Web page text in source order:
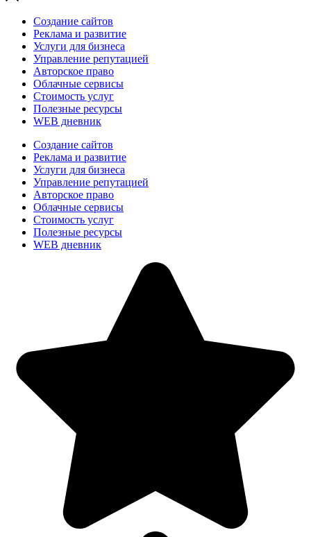
Создание сайтов
Реклама и развитие
Услуги для бизнеса
Управление репутацией
Авторское право
Облачные сервисы
Стоимость услуг
Полезные ресурсы
WEB дневник
Создание сайтов
Реклама и развитие
Услуги для бизнеса
Управление репутацией
Авторское право
Облачные сервисы
Стоимость услуг
Полезные ресурсы
WEB дневник